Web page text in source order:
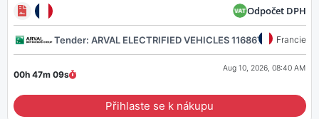
Odpočet DPH
Tender: ARVAL ELECTRIFIED VEHICLES 116867 Francie
00h 47m 08s
Aug 10, 2026, 08:40 AM
Přihlaste se k nákupu